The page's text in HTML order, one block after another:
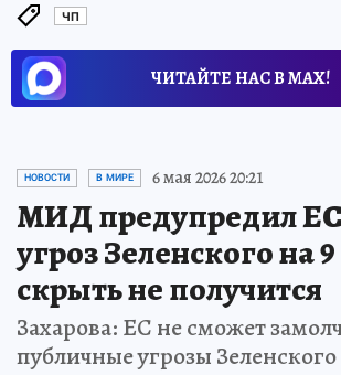
ЧП
ЧИТАЙТЕ НАС В МАХ!
НОВОСТИ В МИРЕ 6 мая 2026 20:21
МИД предупредил ЕС
угроз Зеленского на
скрыть не получится
Захарова: ЕС не сможет
публичные угрозы Зеленского